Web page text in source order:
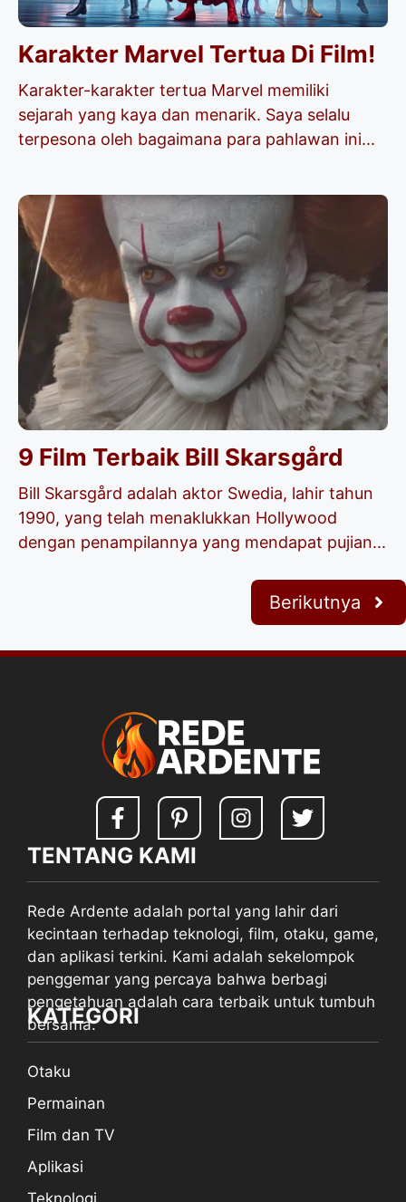
Karakter Marvel Tertua Di Film!
Karakter-karakter tertua Marvel memiliki
sejarah yang kaya dan menarik. Saya selalu
terpesona oleh bagaimana para pahlawan ini...
9 Film Terbaik Bill Skarsgård
Bill Skarsgård​ adalah aktor Swedia, lahir tahun
1990, yang telah menaklukkan Hollywood
dengan penampilannya yang mendapat pujian...
Berikutnya
TENTANG KAMI
Rede Ardente adalah portal yang lahir dari
kecintaan terhadap teknologi, film, otaku, game,
dan aplikasi terkini. Kami adalah sekelompok
penggemar yang percaya bahwa berbagi
pengetahuan adalah cara terbaik untuk tumbuh
bersama.
KATEGORI
Otaku
Permainan
Film dan TV
Aplikasi
Teknologi